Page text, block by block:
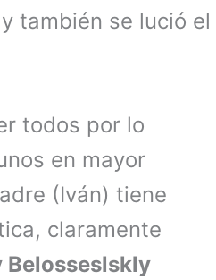
también se lució el
todos por lo
en mayor
(Iván) tiene
claramente
Belosseslskly